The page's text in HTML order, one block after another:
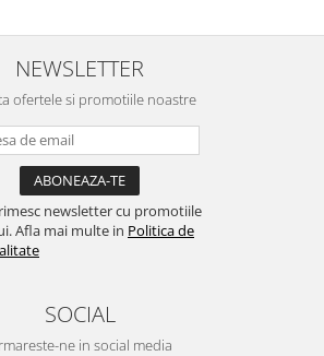
NEWSLETTER
ofertele si promotiile noastre
newsletter cu promotiile
Afla mai multe in Politica de
SOCIAL
ne in social media